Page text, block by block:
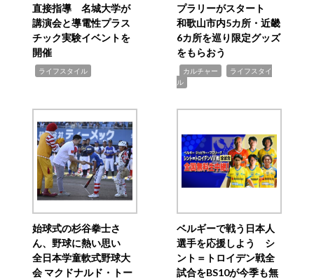
直接指導 名城大学が
講演会と導電性プラス
チック実験イベントを
開催
ライフスタイル
プラリーがスタート
和歌山市内5カ所・近畿
6カ所を巡り限定グッズ
をもらおう
カルチャー
ライフスタイ
ル
始球式の杉谷拳士さ
ん、野球に熱い思い
全日本学童軟式野球大
会 マクドナルド・トー
ベルギーで戦う日本人
選手を応援しよう シ
ント＝トロイデン戦全
試合をBS10が今季も無